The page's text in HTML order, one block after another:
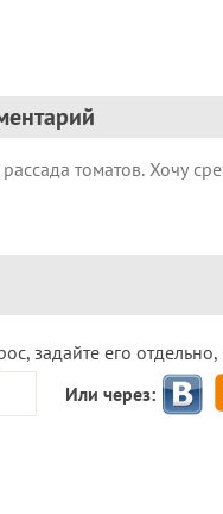
задайте его отдельно,
Или через: